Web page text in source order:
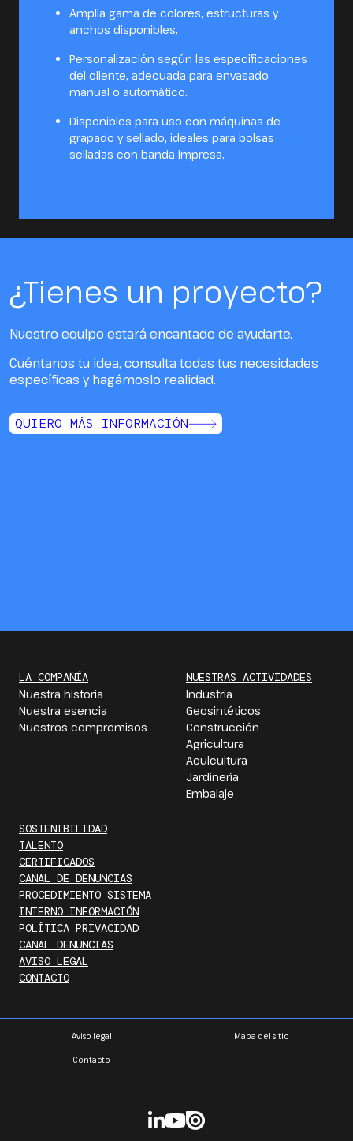
Amplia gama de colores, estructuras y
anchos disponibles.
Personalización según las especificaciones
del cliente, adecuada para envasado
manual o automático.
Disponibles para uso con máquinas de
grapado y sellado, ideales para bolsas
selladas con banda impresa.
¿Tienes un proyecto?
Nuestro equipo estará encantado de ayudarte.
Cuéntanos tu idea, consulta todas tus necesidades
específicas y hagámoslo realidad.
QUIERO MÁS INFORMACIÓN
LA COMPAÑÍA
Nuestra historia
Nuestra esencia
Nuestros compromisos
NUESTRAS ACTIVIDADES
Industria
Geosintéticos
Construcción
Agricultura
Acuicultura
Jardinería
Embalaje
SOSTENIBILIDAD
TALENTO
CERTIFICADOS
CANAL DE DENUNCIAS
PROCEDIMIENTO SISTEMA
INTERNO INFORMACIÓN
POLÍTICA PRIVACIDAD
CANAL DENUNCIAS
AVISO LEGAL
CONTACTO
Aviso legal Mapa del sitio
Contacto